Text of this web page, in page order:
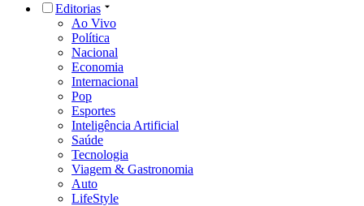
Editorias
Ao Vivo
Política
Nacional
Economia
Internacional
Pop
Esportes
Inteligência Artificial
Saúde
Tecnologia
Viagem & Gastronomia
Auto
LifeStyle